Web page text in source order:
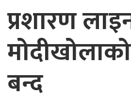
प्रशारण
बन्द